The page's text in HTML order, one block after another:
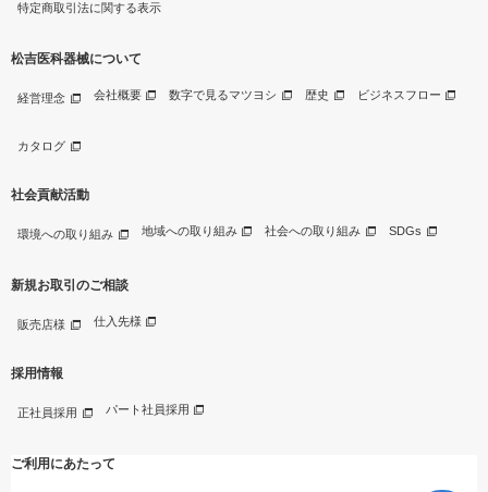
特定商取引法に関する表示
松吉医科器械について
経営理念 会社概要 数字で見るマツヨシ 歴史 ビジネスフロー
カタログ
社会貢献活動
環境への取り組み 地域への取り組み 社会への取り組み SDGs
新規お取引のご相談
販売店様 仕入先様
採用情報
正社員採用 パート社員採用
ご利用にあたって